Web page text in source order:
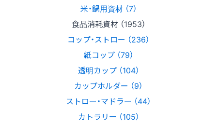
米・鍋用資材 （7）
食品消耗資材 （1953）
コップ・ストロー （236）
紙コップ （79）
透明カップ （104）
カップホルダー （9）
ストロー・マドラー （44）
カトラリー （105）